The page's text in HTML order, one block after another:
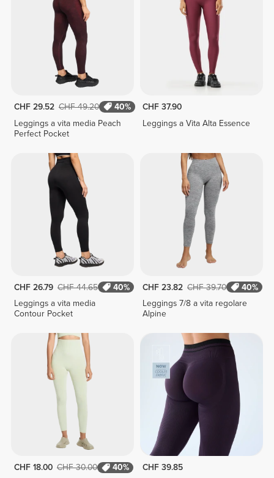
CHF 29.52 CHF 49.20
40%
Leggings a vita media Peach
Perfect Pocket
CHF 37.90
Leggings a Vita Alta Essence
CHF 26.79 CHF 44.65
40%
Leggings a vita media
Contour Pocket
CHF 23.82 CHF 39.70
40%
Leggings 7/8 a vita regolare
Alpine
CHF 18.00 CHF 30.00
40%
CHF 39.85